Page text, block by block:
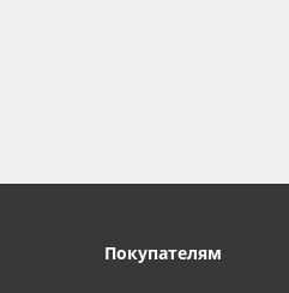
Покупателям